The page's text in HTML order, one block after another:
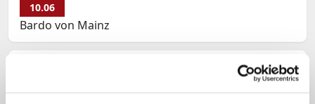
10.06
Bardo von Mainz